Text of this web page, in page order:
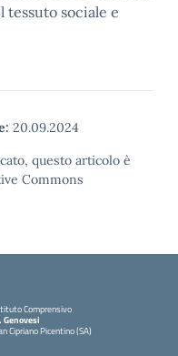
sociale e
20.09.2024
questo articolo è
Commons
Comprensivo
Genovesi
Cipriano Picentino (SA)
— Visita la pagina iniziale della scuola